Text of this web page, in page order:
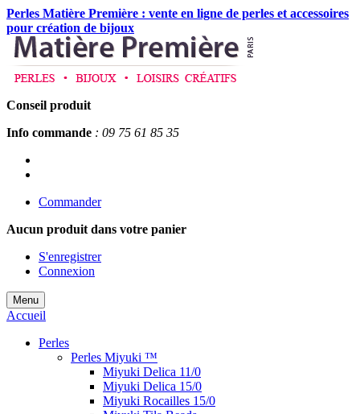
Perles Matière Première : vente en ligne de perles et accessoires
pour création de bijoux
Conseil produit
Info commande : 09 75 61 85 35
Commander
Aucun produit dans votre panier
S'enregistrer
Connexion
Menu
Accueil
Perles
Perles Miyuki ™
Miyuki Delica 11/0
Miyuki Delica 15/0
Miyuki Rocailles 15/0